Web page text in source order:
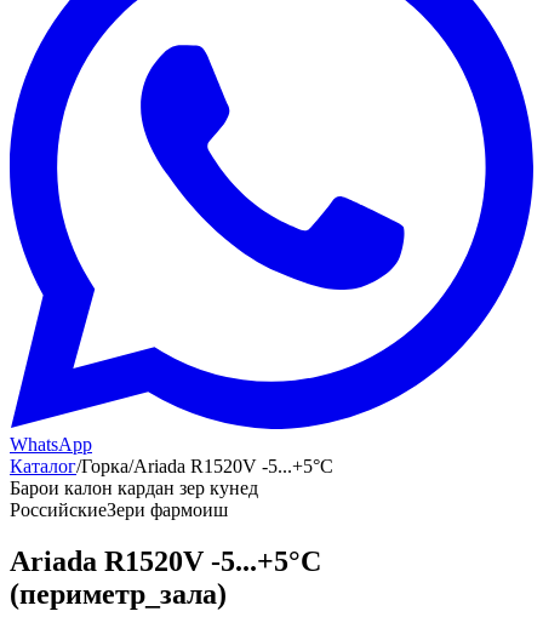
WhatsApp
Каталог/Горка/Ariada R1520V -5...+5°С
Барои калон кардан зер кунед
РоссийскиеЗери фармоиш
Ariada R1520V -5...+5°С
(периметр_зала)